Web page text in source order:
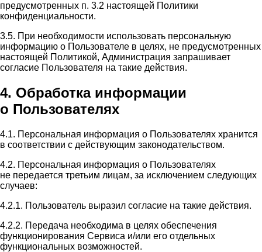
предусмотренных п. 3.2 настоящей Политики
конфиденциальности.
3.5. При необходимости использовать персональную
информацию о Пользователе в целях, не предусмотренных
настоящей Политикой, Администрация запрашивает
согласие Пользователя на такие действия.
4. Обработка информации
о Пользователях
4.1. Персональная информация о Пользователях хранится
в соответствии с действующим законодательством.
4.2. Персональная информация о Пользователях
не передается третьим лицам, за исключением следующих
случаев:
4.2.1. Пользователь выразил согласие на такие действия.
4.2.2. Передача необходима в целях обеспечения
функционирования Сервиса и/или его отдельных
функциональных возможностей.